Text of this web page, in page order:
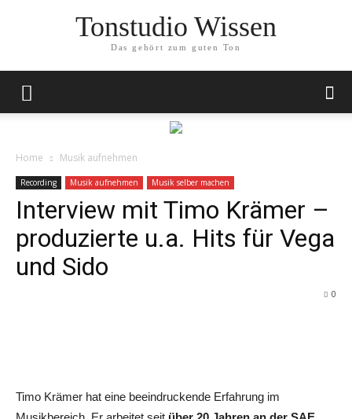
Tonstudio Wissen
Das gehört zum guten Ton
Home Musik aufnehmen
Recording Musik aufnehmen Musik selber machen
Interview mit Timo Krämer –
produzierte u.a. Hits für Vega
und Sido
0
Timo Krämer hat eine beeindruckende Erfahrung im